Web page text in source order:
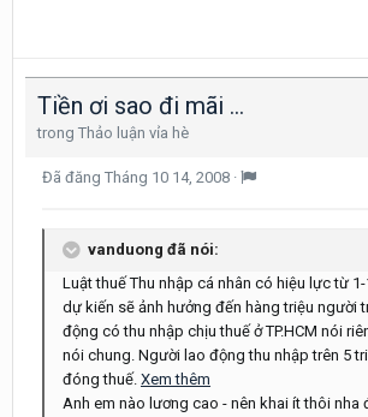
Tiền ơi sao đi mãi ...
trong Thảo luận vỉa hè
Đã đăng Tháng 10 14, 2008 ·
vanduong đã nói:
Luật thuế Thu nhập cá nhân có hiệu lực từ
dự kiến sẽ ảnh hưởng đến hàng triệu người
động có thu nhập chịu thuế ở TP.HCM nói
nói chung. Người lao động thu nhập trên 5
đóng thuế. Xem thêm
Anh em nào lương cao - nên khai ít thôi nha